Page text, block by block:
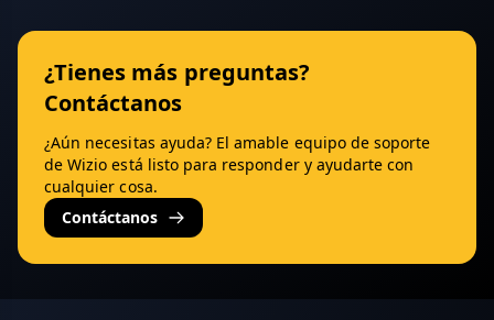
¿Tienes más preguntas?
Contáctanos
¿Aún necesitas ayuda? El amable equipo de soporte
de Wizio está listo para responder y ayudarte con
cualquier cosa.
Contáctanos